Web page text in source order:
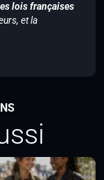
lois françaises
et la